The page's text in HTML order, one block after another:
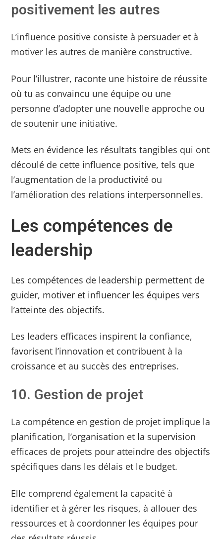
positivement les autres
L’influence positive consiste à persuader et à
motiver les autres de manière constructive.
Pour l’illustrer, raconte une histoire de réussite
où tu as convaincu une équipe ou une
personne d’adopter une nouvelle approche ou
de soutenir une initiative.
Mets en évidence les résultats tangibles qui ont
découlé de cette influence positive, tels que
l’augmentation de la productivité ou
l’amélioration des relations interpersonnelles.
Les compétences de
leadership
Les compétences de leadership permettent de
guider, motiver et influencer les équipes vers
l’atteinte des objectifs.
Les leaders efficaces inspirent la confiance,
favorisent l’innovation et contribuent à la
croissance et au succès des entreprises.
10. Gestion de projet
La compétence en gestion de projet implique la
planification, l’organisation et la supervision
efficaces de projets pour atteindre des objectifs
spécifiques dans les délais et le budget.
Elle comprend également la capacité à
identifier et à gérer les risques, à allouer des
ressources et à coordonner les équipes pour